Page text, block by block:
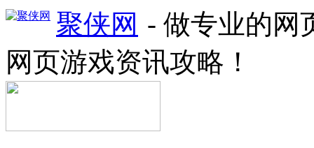
聚侠网 - 做专业的网
网页游戏资讯攻略！